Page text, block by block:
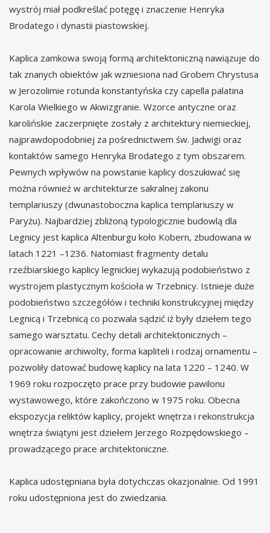
wystrój miał podkreślać potęgę i znaczenie Henryka
Brodatego i dynastii piastowskiej.
Kaplica zamkowa swoją formą architektoniczną nawiązuje do
tak znanych obiektów jak wzniesiona nad Grobem Chrystusa
w Jerozolimie rotunda konstantyńska czy capella palatina
Karola Wielkiego w Akwizgranie. Wzorce antyczne oraz
karolińskie zaczerpnięte zostały z architektury niemieckiej,
najprawdopodobniej za pośrednictwem św. Jadwigi oraz
kontaktów samego Henryka Brodatego z tym obszarem.
Pewnych wpływów na powstanie kaplicy doszukiwać się
można również w architekturze sakralnej zakonu
templariuszy (dwunastoboczna kaplica templariuszy w
Paryżu). Najbardziej zbliżoną typologicznie budowlą dla
Legnicy jest kaplica Altenburgu koło Kobern, zbudowana w
latach 1221 –1236. Natomiast fragmenty detalu
rzeźbiarskiego kaplicy legnickiej wykazują podobieństwo z
wystrojem plastycznym kościoła w Trzebnicy. Istnieje duże
podobieństwo szczegółów i techniki konstrukcyjnej między
Legnicą i Trzebnicą co pozwala sądzić iż były dziełem tego
samego warsztatu. Cechy detali architektonicznych –
opracowanie archiwolty, forma kapliteli i rodzaj ornamentu –
pozwoliły datować budowę kaplicy na lata 1220 – 1240. W
1969 roku rozpoczęto prace przy budowie pawilonu
wystawowego, które zakończono w 1975 roku. Obecna
ekspozycja reliktów kaplicy, projekt wnętrza i rekonstrukcja
wnętrza świątyni jest dziełem Jerzego Rozpędowskiego –
prowadzącego prace architektoniczne.
Kaplica udostępniana była dotychczas okazjonalnie. Od 1991
roku udostępniona jest do zwiedzania.